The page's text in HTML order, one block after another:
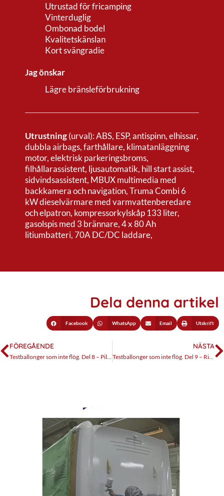
Utrustad för fricamping
Vinterduglig
Ombonad bodel
Kvalitetskänslan
Kort svängradie
Jag önskar
Lägre bränsleförbrukning
Utrustning(urval): ABS, ESP, antispinn, elhissar,
dubbla airbags, farthållare, klimatanläggning
motor, elektrisk parkeringsbroms,
filhållarassistent, ljusautomatik, hill start assist,
sidvindsassistent, MBUX multimedia med
backkamera och navigation, Truma Combi 6
kW dieselvärmare med varmvattenberedare
och elpatron, kompressorkylskåp 133 liter,
gasolspis med 3 brännare, 4 x 80 Ah
litiumbatteri, 70A DC/DC laddare,
Dela denna artikel
Facebook WhatsApp Email Utskrift
FÖREGÅENDE
Testballonger som inte flög. Del 8 – Pilote Aventura A656 UA
NÄSTA
Testballonger som inte flög. Del 9 – Rimor Nemho 30G